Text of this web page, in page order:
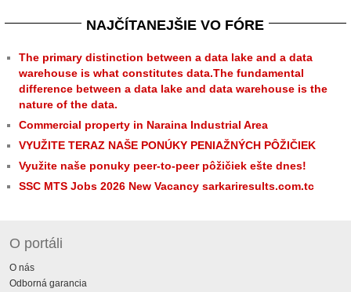
NAJČÍTANEJŠIE VO FÓRE
The primary distinction between a data lake and a data
warehouse is what constitutes data.The fundamental
difference between a data lake and data warehouse is the
nature of the data.
Commercial property in Naraina Industrial Area
VYUŽITE TERAZ NAŠE PONÚKY PENIAŽNÝCH PÔŽIČIEK
Využite naše ponuky peer-to-peer pôžičiek ešte dnes!
SSC MTS Jobs 2026 New Vacancy sarkariresults.com.tc
O portáli
O nás
Odborná garancia